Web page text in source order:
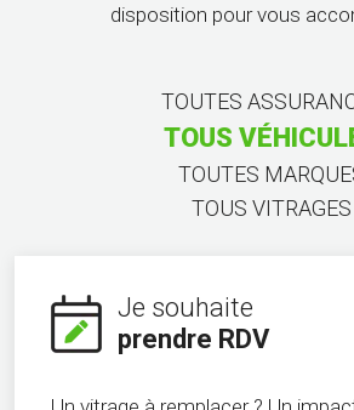
disposition pour vous
TOUTES
TOUS
TOUTES
TOUS VITRAGES
Je souhaite
prendre RDV